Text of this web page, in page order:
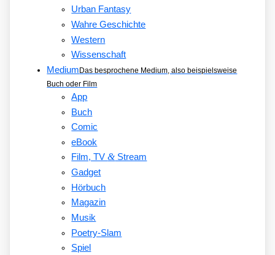
Urban Fantasy
Wahre Geschichte
Western
Wissenschaft
MediumDas besprochene Medium, also beispielsweise
Buch oder Film
App
Buch
Comic
eBook
Film, TV&Stream
Gadget
Hörbuch
Magazin
Musik
Poetry-Slam
Spiel